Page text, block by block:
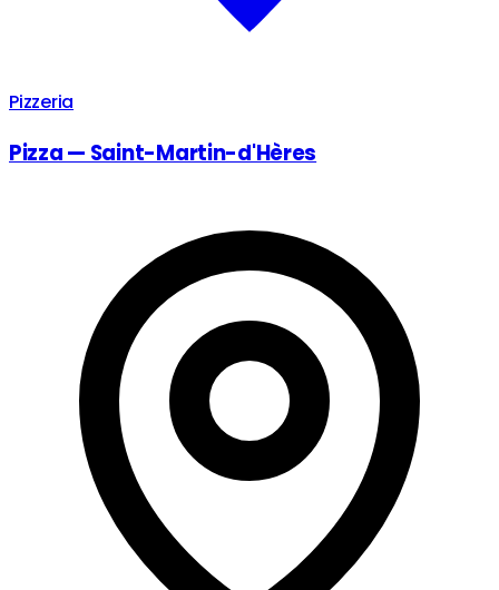
Pizzeria
Pizza — Saint-Martin-d'Hères